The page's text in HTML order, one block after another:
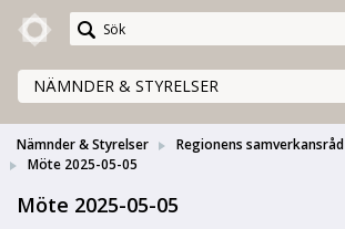
Meetings+
NÄMNDER & STYRELSER
Nämnder & Styrelser
Regionens samverkansråd
Möte 2025-05-05
Möte 2025-05-05